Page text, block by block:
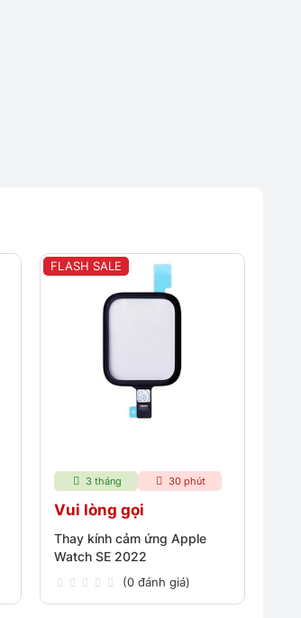
FLASH SALE
3 tháng 30 phút
Vui lòng gọi
Thay kính cảm ứng Apple
Watch SE 2022
(0 đánh giá)